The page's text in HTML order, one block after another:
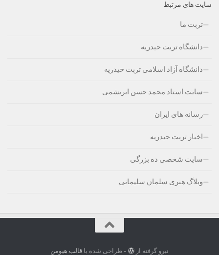
سایت های مرتبط
تربت ما
دانشگاه تربت حیدریه
دانشگاه آزاد اسلامی تربت حیدریه
سایت استاد محمد حسن ابریشمی
رسانه های ایران
اخبار تربت حیدریه
سایت شخصی ده بزرگی
وبلاگ هنری سلمان سلیمانی
نیرو گرفته از - طراحی شده باقالب هیومن